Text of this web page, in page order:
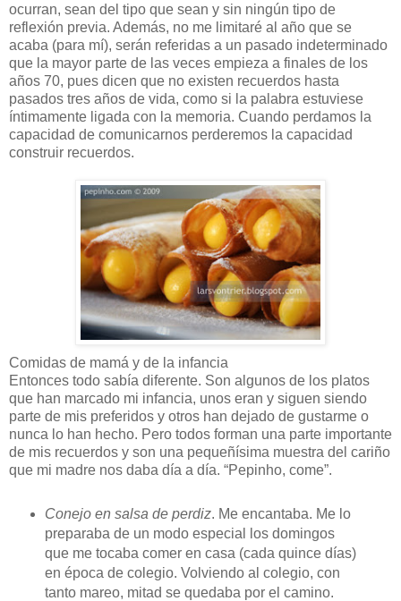
ocurran, sean del tipo que sean y sin ningún tipo de
reflexión previa. Además, no me limitaré al año que se
acaba (para mí), serán referidas a un pasado indeterminado
que la mayor parte de las veces empieza a finales de los
años 70, pues dicen que no existen recuerdos hasta
pasados tres años de vida, como si la palabra estuviese
íntimamente ligada con la memoria. Cuando perdamos la
capacidad de comunicarnos perderemos la capacidad
construir recuerdos.
Comidas de mamá y de la infancia
Entonces todo sabía diferente. Son algunos de los platos
que han marcado mi infancia, unos eran y siguen siendo
parte de mis preferidos y otros han dejado de gustarme o
nunca lo han hecho. Pero todos forman una parte importante
de mis recuerdos y son una pequeñísima muestra del cariño
que mi madre nos daba día a día. “Pepinho, come”.
Conejo en salsa de perdiz. Me encantaba. Me lo
preparaba de un modo especial los domingos
que me tocaba comer en casa (cada quince días)
en época de colegio. Volviendo al colegio, con
tanto mareo, mitad se quedaba por el camino.